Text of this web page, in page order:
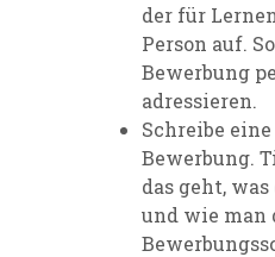
der für
Person auf.
Bewerbung
adressieren.
Schreibe
Bewerbung.
das geht,
und wie man